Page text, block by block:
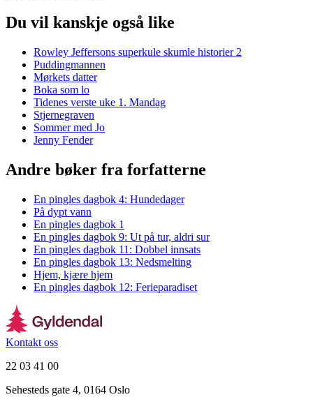
Du vil kanskje også like
Rowley Jeffersons superkule skumle historier 2
Puddingmannen
Mørkets datter
Boka som lo
Tidenes verste uke 1. Mandag
Stjernegraven
Sommer med Jo
Jenny Fender
Andre bøker fra forfatterne
En pingles dagbok 4: Hundedager
På dypt vann
En pingles dagbok 1
En pingles dagbok 9: Ut på tur, aldri sur
En pingles dagbok 11: Dobbel innsats
En pingles dagbok 13: Nedsmelting
Hjem, kjære hjem
En pingles dagbok 12: Ferieparadiset
Kontakt oss
22 03 41 00
Sehesteds gate 4, 0164 Oslo